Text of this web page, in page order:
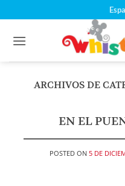
al
contenido
ARCHIVOS DE
EN EL
POSTED ON 5 DE